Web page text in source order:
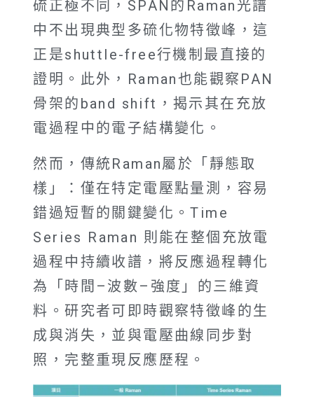
硫正極不同，SPAN的Raman光譜
中不出現典型多硫化物特徵峰，這
正是shuttle-free行機制最直接的
證明。此外，Raman也能觀察PAN
骨架的band shift，揭示其在充放
電過程中的電子結構變化。
然而，傳統Raman屬於「靜態取
樣」：僅在特定電壓點量測，容易
錯過短暫的關鍵變化。Time
Series Raman 則能在整個充放電
過程中持續收譜，將反應過程轉化
為「時間–波數–強度」的三維資
料。研究者可即時觀察特徵峰的生
成與消失，並與電壓曲線同步對
照，完整重現反應歷程。